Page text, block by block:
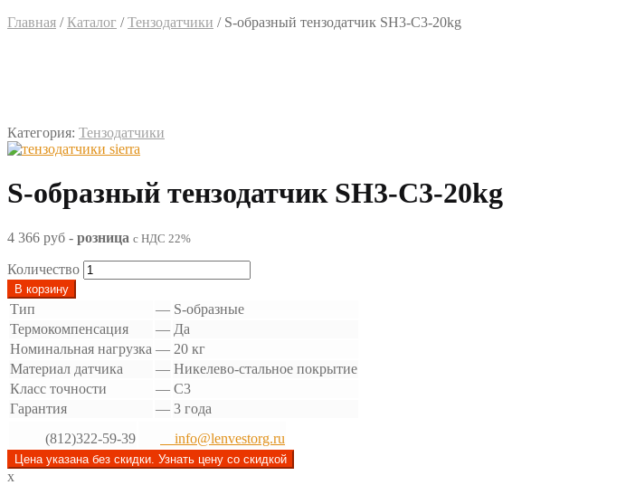
Главная / Каталог /Тензодатчики / S-образный тензодатчик SH3-C3-20kg
Категория: Тензодатчики
S-образный тензодатчик SH3-C3-20kg
4 366 руб - розница с НДС 22%
Количество
В корзину
Тип — S-образные
Термокомпенсация
— Да
Номинальная нагрузка — 20 кг
Материал датчика
— Никелево-стальное покрытие
Класс точности
— C3
Гарантия
— 3 года
(812)322-59-39
info@lenvestorg.ru
Цена указана без скидки. Узнать цену со скидкой
x